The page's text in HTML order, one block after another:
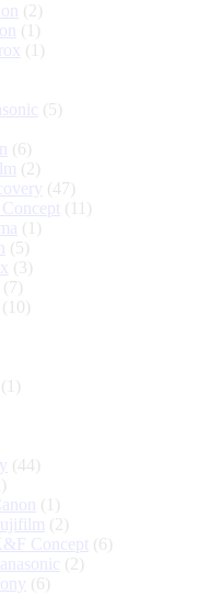
(2)
(1)
(1)
(5)
(6)
(2)
(47)
(11)
(1)
(5)
(3)
(7)
(10)
(1)
(44)
(1)
(2)
Concept (6)
(2)
(6)